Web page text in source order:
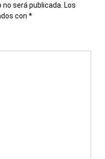
será publicada. Los
con *